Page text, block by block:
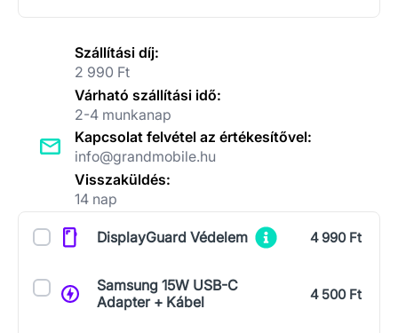
Szállítási díj:
2 990 Ft
Várható szállítási idő:
2-4 munkanap
Kapcsolat felvétel az értékesítővel:
info@grandmobile.hu
Visszaküldés:
14 nap
KiegészítőkDisplayGuard Védelem 4 990 Ft
Samsung 15W USB-C
Adapter + Kábel
4 500 Ft